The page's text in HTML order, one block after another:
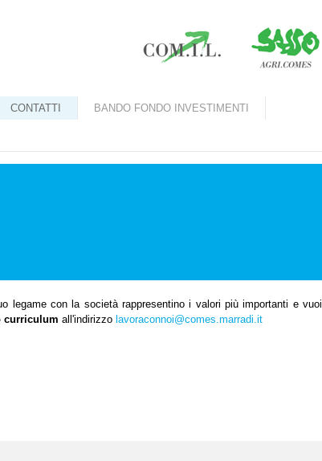
CONTATTI
BANDO FONDO INVESTIMENTI
legame con la società rappresentino i valori più importanti e vuoi
curriculum all'indirizzo lavoraconnoi@comes.marradi.it